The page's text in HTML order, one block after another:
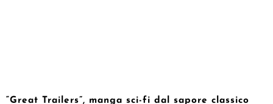
“Great Trailers”, manga sci-fi dal sapore classico